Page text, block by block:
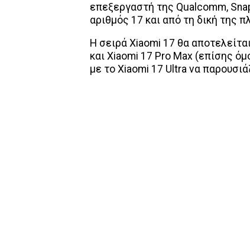
επεξεργαστή της Qualcomm,
αριθμός 17 και από τη δική της
Η σειρά Xiaomi 17 θα
και Xiaomi 17 Pro Max (επίσης
με το Xiaomi 17 Ultra να